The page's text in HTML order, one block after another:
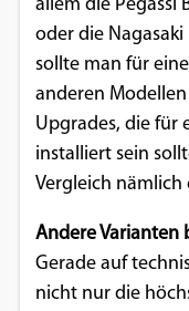
allem die Pegassi
oder die
sollte man für
anderen
Upgrades, die für
installiert sein
Vergleich nämlich
Andere Varianten
Gerade auf
nicht nur die